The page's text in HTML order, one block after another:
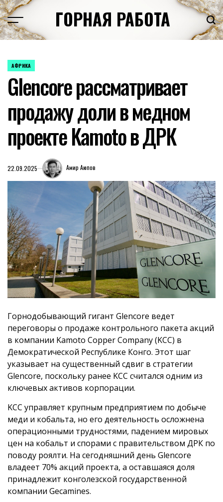
Перейти
к
содержимому
ГОРНАЯ РАБОТА
ОПУБЛИКОВАНО
АФРИКА
Glencore рассматривает
продажу доли в медном
проекте Kamoto в ДРК
22.09.2025 Амир Аюпов
Горнодобывающий гигант Glencore ведет
переговоры о продаже контрольного пакета акций
в компании Kamoto Copper Company (KCC) в
Демократической Республике Конго. Этот шаг
указывает на существенный сдвиг в стратегии
Glencore, поскольку ранее KCC считался одним из
ключевых активов корпорации.
KCC управляет крупным предприятием по добыче
меди и кобальта, но его деятельность осложнена
операционными трудностями, падением мировых
цен на кобальт и спорами с правительством ДРК по
поводу роялти. На сегодняшний день Glencore
владеет 70% акций проекта, а оставшаяся доля
принадлежит конголезской государственной
компании Gecamines.